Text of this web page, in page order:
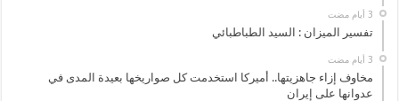
تفسير الميزان : السيد الطباطبائي
مخاوف إزاء جاهزيتها.. أميركا استخدمت كل صواريخها بعيدة المدى في
عدوانها على إيران